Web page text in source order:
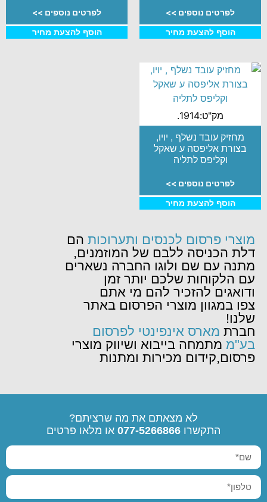
לפרטים נוספים >>
הוסף להצעת מחיר
לפרטים נוספים >>
הוסף להצעת מחיר
מק"ט:1914.
מחזיק עובד נשלף , יויו,
בצורת אליפסה ע שאקל
וקליפס לתליה
לפרטים נוספים >>
הוסף להצעת מחיר
מוצרי פרסום לכנסים ותערוכות הם
דלת הכניסה ללבם של המוזמנים,
מתנה עם שם ולוגו החברה נשארים
עם הלקוחות שלכם יותר זמן
ודואגים להזכיר להם מי אתם
צפו במגוון מוצרי הפרסום באתר
שלנו!
חברת מארס אינפינטי לפרסום
בע"מ מתמחה בייבוא ושיווק מוצרי
פרסום,קידום מכירות ומתנות
לא מצאתם את מה שרציתם?
התקשרו 077-5266866 או מלאו פרטים